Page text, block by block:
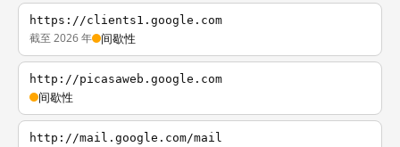
https://clients1.google.com
截至 2026 年 间歇性
http://picasaweb.google.com
间歇性
http://mail.google.com/mail